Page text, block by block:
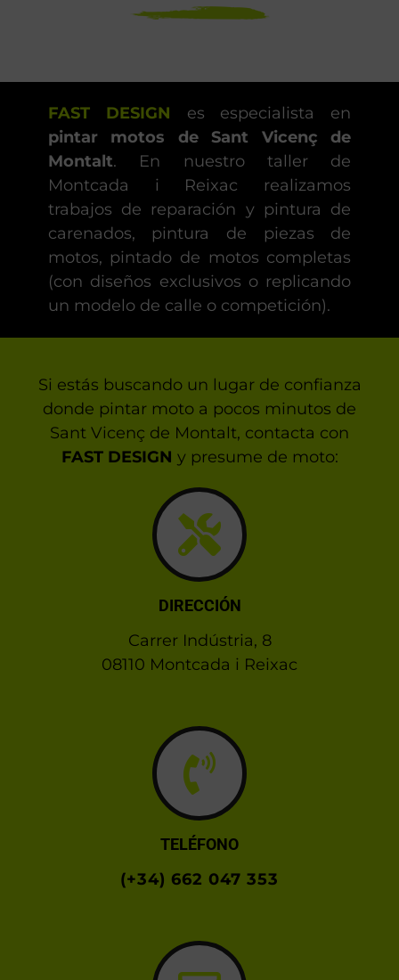
FAST DESIGN es especialista en
pintar motos de Sant Vicenç de
Montalt. En nuestro taller de
Montcada i Reixac realizamos
trabajos de reparación y pintura de
carenados, pintura de piezas de
motos, pintado de motos completas
(con diseños exclusivos o replicando
un modelo de calle o competición).
Si estás buscando un lugar de confianza
donde pintar moto a pocos minutos de
Sant Vicenç de Montalt, contacta con
FAST DESIGN y presume de moto:
DIRECCIÓN
Carrer Indústria, 8
08110 Montcada i Reixac
TELÉFONO
(+34) 662 047 353